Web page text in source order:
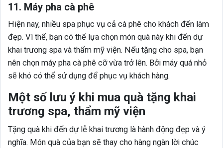
11. Máy pha cà phê
Hiện nay, nhiều spa phục vụ cả cà phê cho khách đến làm
đẹp. Vì thế, bạn có thể lựa chọn món quà này khi đến dự
khai trương spa và thẩm mỹ viện. Nếu tặng cho spa, bạn
nên chọn máy pha cà phê cỡ vừa trở lên. Bởi máy quá nhỏ
sẽ khó có thể sử dụng để phục vụ khách hàng.
Một số lưu ý khi mua quà tặng khai
trương spa, thẩm mỹ viện
Tặng quà khi đến dự lễ khai trương là hành động đẹp và ý
nghĩa. Món quà của bạn sẽ thay cho hàng ngàn lời chúc